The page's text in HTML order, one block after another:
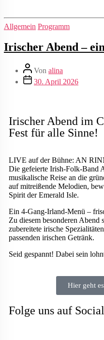
Allgemein Programm
Irischer Abend –
Von alina
30. April 2026
Irischer Abend im
Fest für alle Sinne!
LIVE auf der Bühne: AN
Die gefeierte Irish-Folk-Band
musikalische Reise an die
auf mitreißende Melodien,
Spirit der Emerald Isle.
Ein 4-Gang-Irland-Menü –
Zu diesem besonderen
zubereitete irische
passenden irischen Getränk.
Seid gespannt! Dabei sein
Hier geht
Folge uns auf